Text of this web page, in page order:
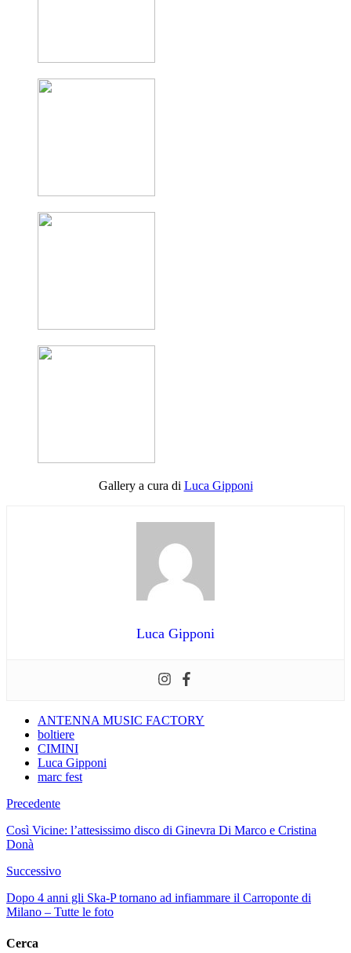
Gallery a cura di Luca Gipponi
Luca Gipponi
ANTENNA MUSIC FACTORY
boltiere
CIMINI
Luca Gipponi
marc fest
Precedente
Così Vicine: l’attesissimo disco di Ginevra Di Marco e Cristina
Donà
Successivo
Dopo 4 anni gli Ska-P tornano ad infiammare il Carroponte di
Milano – Tutte le foto
Cerca